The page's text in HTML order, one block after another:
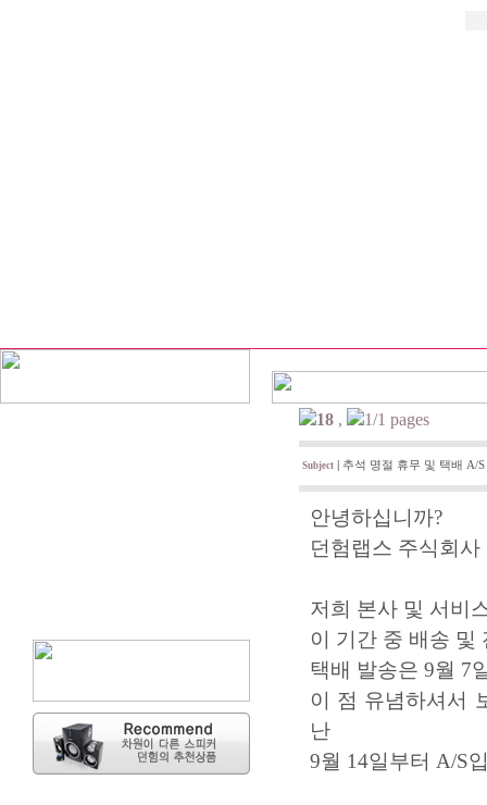
18 , 1/1 pages
Subject 추석 명절 휴무 및 택배 A/
안녕하십니까?
던험랩스 주식회
저희 본사 및 서비
이 기간 중 배송 및
택배 발송은 9월 7
이 점 유념하셔서
난
9월 14일부터 A/S